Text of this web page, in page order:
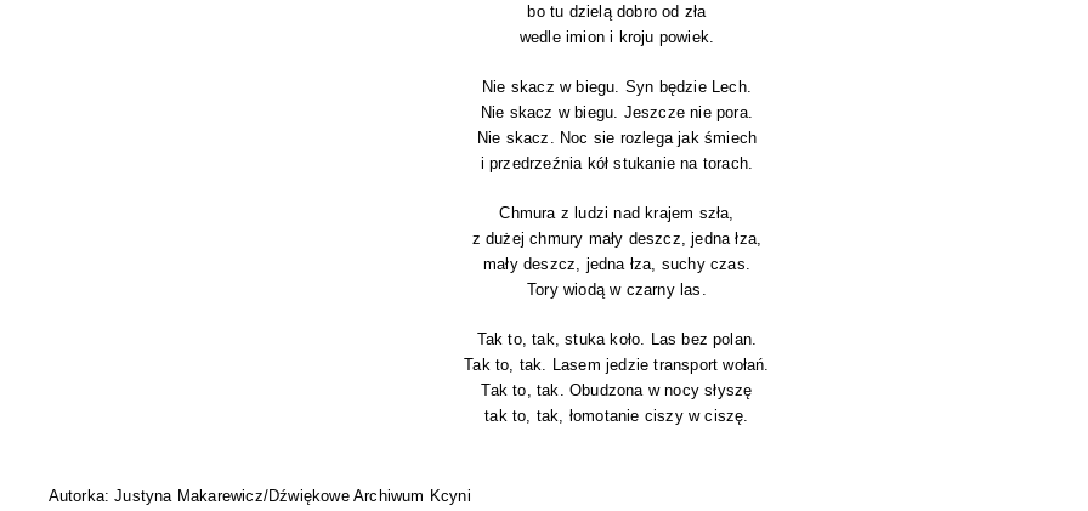
bo tu dzie­lą do­bro od zła
we­dle imion i kro­ju po­wiek.
Nie skacz w bie­gu. Syn bę­dzie Lech.
Nie skacz w bie­gu. Jesz­cze nie pora.
Nie skacz. Noc sie roz­le­ga jak śmiech
i prze­drzeź­nia kół stu­ka­nie na to­rach.
Chmu­ra z lu­dzi nad kra­jem szła,
z du­żej chmu­ry mały deszcz, jed­na łza,
mały deszcz, jed­na łza, su­chy czas.
Tory wio­dą w czar­ny las.
Tak to, tak, stu­ka koło. Las bez po­lan.
Tak to, tak. La­sem je­dzie trans­port wo­łań.
Tak to, tak. Obu­dzo­na w nocy sły­szę
tak to, tak, ło­mo­ta­nie ci­szy w ci­szę.
Autorka: Justyna Makarewicz/Dźwiękowe Archiwum Kcyni